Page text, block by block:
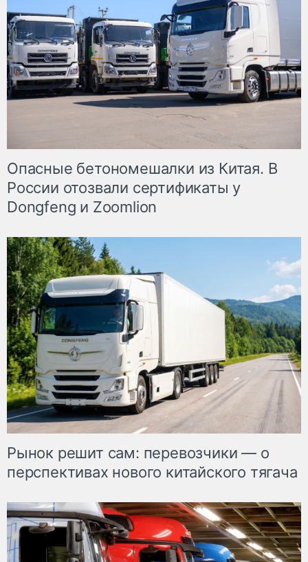
Опасные бетономешалки из Китая. В
России отозвали сертификаты у
Dongfeng и Zoomlion
Рынок решит сам: перевозчики — о
перспективах нового китайского тягача